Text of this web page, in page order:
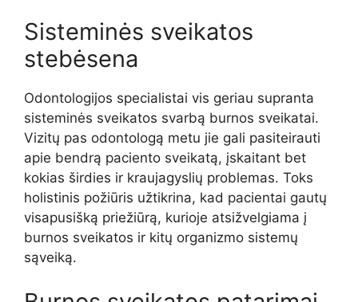
Sisteminės sveikatos
stebėsena
Odontologijos specialistai vis geriau supranta
sisteminės sveikatos svarbą burnos sveikatai.
Vizitų pas odontologą metu jie gali pasiteirauti
apie bendrą paciento sveikatą, įskaitant bet
kokias širdies ir kraujagyslių problemas. Toks
holistinis požiūris užtikrina, kad pacientai gautų
visapusišką priežiūrą, kurioje atsižvelgiama į
burnos sveikatos ir kitų organizmo sistemų
sąveiką.